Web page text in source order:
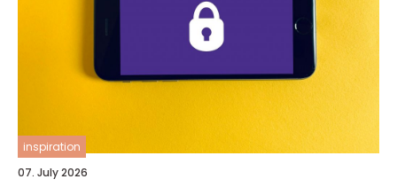
inspiration
07. July 2026